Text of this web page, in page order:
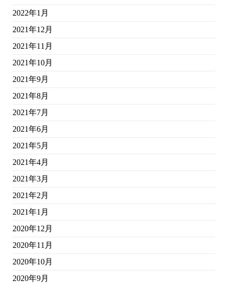
2022年1月
2021年12月
2021年11月
2021年10月
2021年9月
2021年8月
2021年7月
2021年6月
2021年5月
2021年4月
2021年3月
2021年2月
2021年1月
2020年12月
2020年11月
2020年10月
2020年9月